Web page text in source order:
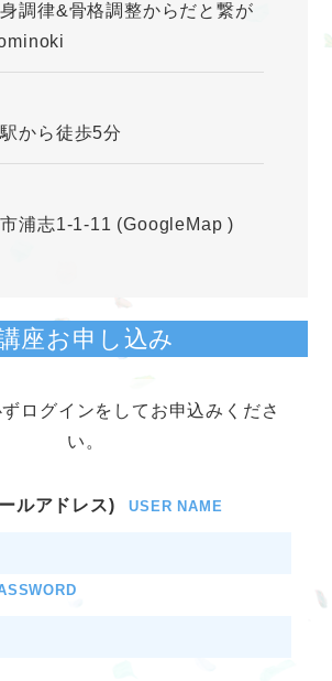
調律&骨格調整からだと繋が
から徒歩5分
浦志1-1-11 (GoogleMap)
座お申し込み
ログインをしてお申込みくださ
い。
ルアドレス) USER NAME